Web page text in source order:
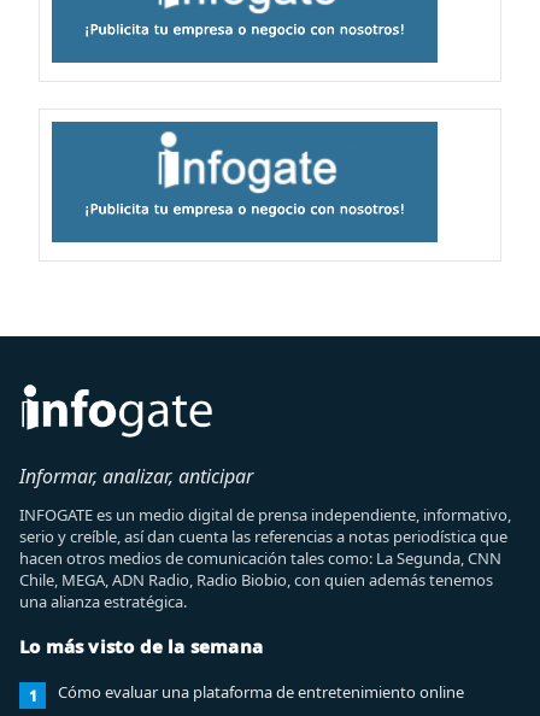
Informar, analizar, anticipar
INFOGATE es un medio digital de prensa independiente, informativo,
serio y creíble, así dan cuenta las referencias a notas periodística que
hacen otros medios de comunicación tales como: La Segunda, CNN
Chile, MEGA, ADN Radio, Radio Biobio, con quien además tenemos
una alianza estratégica.
Lo más visto de la semana
1 Cómo evaluar una plataforma de entretenimiento online